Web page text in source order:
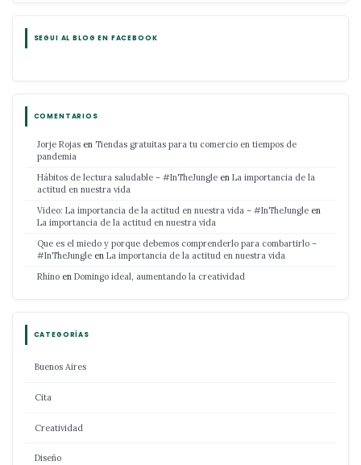
SEGUI AL BLOG EN FACEBOOK
COMENTARIOS
Jorje Rojas en Tiendas gratuitas para tu comercio en tiempos de
pandemia
Hábitos de lectura saludable – #InTheJungle en La importancia de la
actitud en nuestra vida
Video: La importancia de la actitud en nuestra vida – #InTheJungle en
La importancia de la actitud en nuestra vida
Que es el miedo y porque debemos comprenderlo para combartirlo –
#InTheJungle en La importancia de la actitud en nuestra vida
Rhino en Domingo ideal, aumentando la creatividad
CATEGORÍAS
Buenos Aires
Cita
Creatividad
Diseño